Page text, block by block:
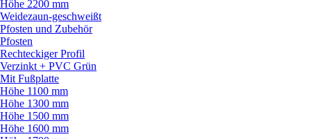
Höhe 2200 mm
Weidezaun-geschweißt
Pfosten und Zubehör
Pfosten
Rechteckiger Profil
Verzinkt + PVC Grün
Mit Fußplatte
Höhe 1100 mm
Höhe 1300 mm
Höhe 1500 mm
Höhe 1600 mm